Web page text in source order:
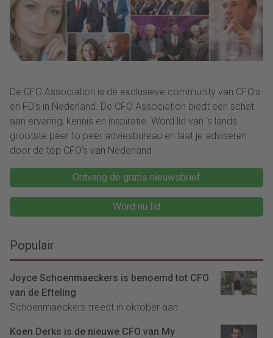
De CFO Association is dé exclusieve community van CFO's
en FD's in Nederland. De CFO Association biedt een schat
aan ervaring, kennis en inspiratie. Word lid van ‘s lands
grootste peer to peer adviesbureau en laat je adviseren
door de top CFO's van Nederland.
Ontvang de gratis nieuwsbrief
Word nu lid
Populair
Joyce Schoenmaeckers is benoemd tot CFO
van de Efteling
Schoenmaeckers treedt in oktober aan....
Koen Derks is de nieuwe CFO van My